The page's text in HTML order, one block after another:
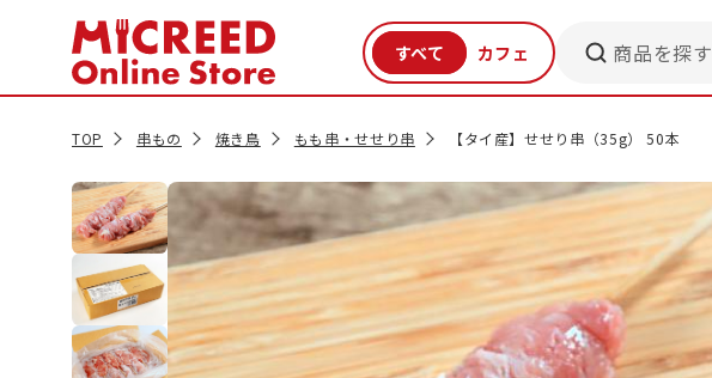
商品を探す
TOP 串もの 焼き鳥 もも串・せせり串 【タイ産】せせり串（35g） 50本